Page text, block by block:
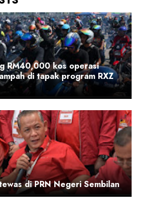
RM40,000 kos operasi
di tapak program RXZ
di PRN Negeri Sembilan